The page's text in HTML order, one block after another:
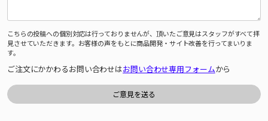
こちらの投稿への個別対応は行っておりませんが、頂いたご意見はスタッフがすべて拝
見させていただきます。お客様の声をもとに商品開発・サイト改善を行ってまいりま
す。
ご注文にかかわるお問い合わせはお問い合わせ専用フォームから